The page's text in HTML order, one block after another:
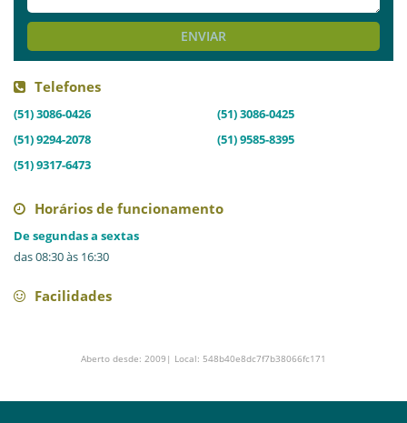
ENVIAR
Telefones
(51) 3086-0426
(51) 3086-0425
(51) 9294-2078
(51) 9585-8395
(51) 9317-6473
Horários de funcionamento
De segundas a sextas
das 08:30 às 16:30
Facilidades
Aberto desde: 2009| Local: 548b40e8dc7f7b38066fc171